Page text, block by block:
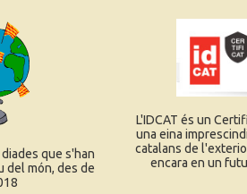
que s'han
del món, des de
L'IDCAT és un
una eina
catalans de
encara en un